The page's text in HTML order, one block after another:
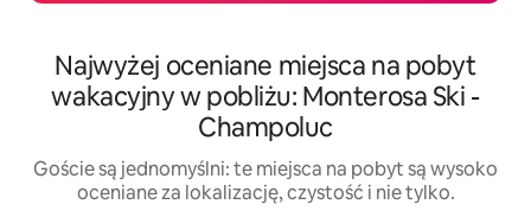
Najwyżej oceniane miejsca na pobyt
wakacyjny w pobliżu: Monterosa Ski -
Champoluc
Goście są jednomyślni: te miejsca na pobyt są wysoko
oceniane za lokalizację, czystość i nie tylko.